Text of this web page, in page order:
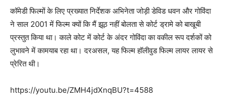
कॉमेडी फिल्‍मों के लिए प्रख्‍यात निर्देशक अभिनेता जोड़ी डेविड धवन और गोविंदा
ने साल 2001 में फिल्‍म क्‍यों कि मैं झूठ नहीं बोलता से कोर्ट ड्रामे को बाखूबी
प्रस्‍तुत किया था। काले कोट में कोर्ट के अंदर गोविंदा का वकील रूप दर्शकों को
लुभावने में कामयाब रहा था। दरअसल, यह फिल्‍म हॉलीवुड फिल्‍म लायर लायर से
प्रेरित थी।
https://youtu.be/ZMH4jdXnqBU?t=4588